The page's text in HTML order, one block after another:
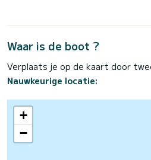
Waar is de boot ?
Verplaats je op de kaart door
Nauwkeurige locatie:
+
−